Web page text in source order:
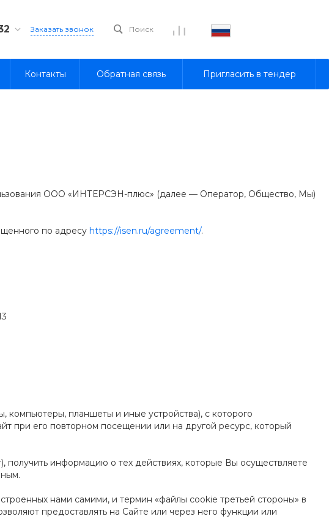
Заказать звонок Поиск
Контакты Обратная связь Пригласить в тендер
ООО «ИНТЕРСЭН-плюс» (далее — Оператор, Общество, Мы)
по адресу https://isen.ru/agreement/.
компьютеры, планшеты и иные устройства), с которого
при его повторном посещении или на другой ресурс, который
получить информацию о тех действиях, которые Вы осуществляете
нами самими, и термин «файлы cookie третьей стороны» в
предоставлять на Сайте или через него функции или